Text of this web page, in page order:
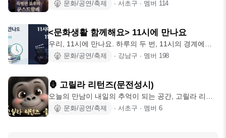
문화/공연/축제 ∙ 서초구 ∙ 멤버 114
<문화생활 함께해요> 11시에 만나요
우리, 11시에 만나요. 하루의 두 번, 11시의 경계에서
우리 만나요. 단순히 여가를
문화/공연/축제 ∙ 강남구 ∙ 멤버 198
🦍 고릴라 리턴즈(문전성시)
오늘의 만남이 내일의 추억이 되는 공간, 고릴라 리턴
즈. 혼자 보던 영화를 함께 보고,
문화/공연/축제 ∙ 서초구 ∙ 멤버 6